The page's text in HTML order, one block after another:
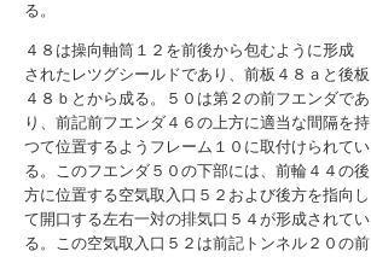
る。
４８は操向軸筒１２を前後から包むように形成
されたレツグシールドであり、前板４８ａと後板
４８ｂとから成る。５０は第２の前フエンダであ
り、前記前フエンダ４６の上方に適当な間隔を持
つて位置するようフレーム１０に取付けられてい
る。このフエンダ５０の下部には、前輪４４の後
方に位置する空気取入口５２および後方を指向し
て開口する左右一対の排気口５４が形成されてい
る。この空気取入口５２は前記トンネル２０の前